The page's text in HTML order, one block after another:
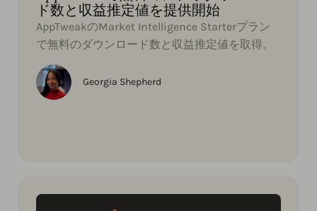
ド数と収益推定値を提供開始
AppTweakのMarket Intelligence Starterプラン
で無料のダウンロード数と収益推定値を取得。
Georgia Shepherd